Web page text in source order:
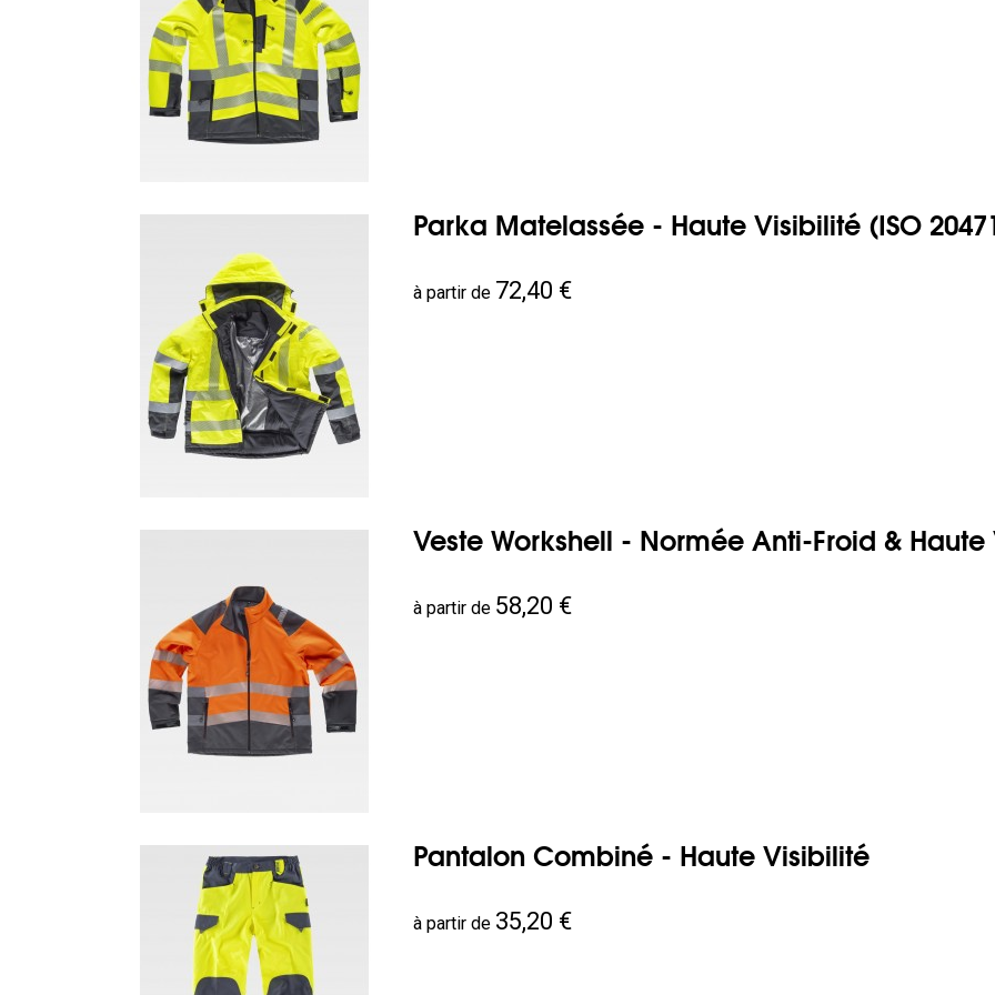
Parka Matelassée - Haute Visibilité (ISO
Prix
à partir de 72,40 €
Veste Workshell - Normée Anti-Froid &
Prix
à partir de 58,20 €
Pantalon Combiné - Haute Visibilité
Prix
à partir de 35,20 €